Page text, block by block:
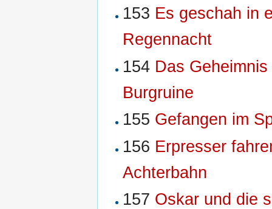
153 Es geschah in
Regennacht
154 Das
Burgruine
155 Gefangen im
156 Erpresser
Achterbahn
157 Oskar und die